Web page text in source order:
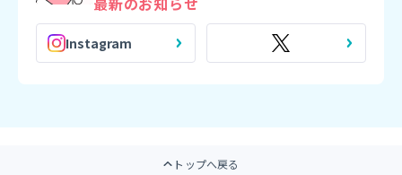
Instagram
トップへ戻る